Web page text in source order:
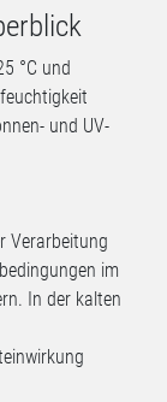
°C und
und UV-
Verarbeitung
im
In der kalten